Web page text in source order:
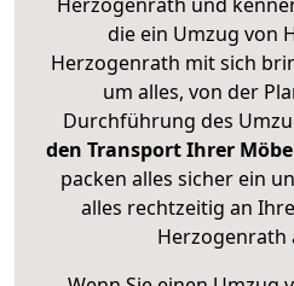
die ein Umzug von
Herzogenrath mit sich
um alles, von der
Durchführung des
den Transport Ihrer
packen alles sicher ein
alles rechtzeitig an
Herzogenrath